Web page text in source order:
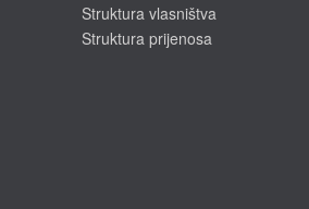
Struktura vlasništva
Struktura prijenosa